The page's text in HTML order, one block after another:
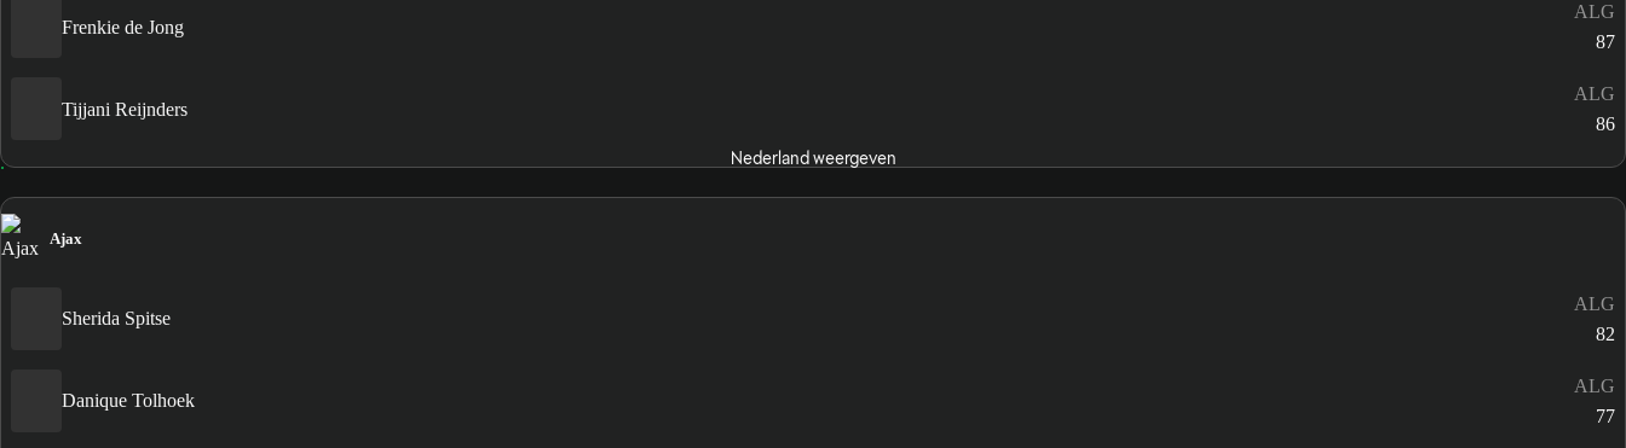
Frenkie de Jong
ALG
87
Tijjani Reijnders
ALG
86
Nederland weergeven
Ajax
Sherida Spitse
ALG
82
Danique Tolhoek
ALG
77